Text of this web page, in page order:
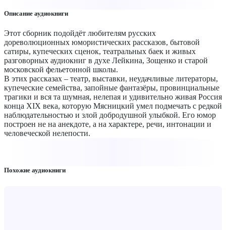
Описание аудиокниги
Этот сборник подойдёт любителям русских
дореволюционных юмористических рассказов, бытовой
сатиры, купеческих сценок, театральных баек и живых
разговорных аудиокниг в духе Лейкина, Зощенко и старой
московской фельетонной школы.
В этих рассказах – театр, выставки, неудачливые литераторы,
купеческие семейства, запойные фантазёры, провинциальные
трагики и вся та шумная, нелепая и удивительно живая Россия
конца XIX века, которую Мясницкий умел подмечать с редкой
наблюдательностью и злой добродушной улыбкой. Его юмор
построен не на анекдоте, а на характере, речи, интонации и
человеческой нелепости.
Похожие аудиокниги